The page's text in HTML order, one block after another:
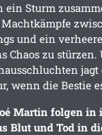
ein Sturm
und ein
Chaos zu
jagt
wenn die Bestie
Martin folgen in
Blut und Tod in